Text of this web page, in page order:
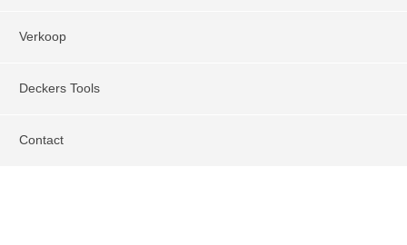
Verkoop
Deckers Tools
Contact